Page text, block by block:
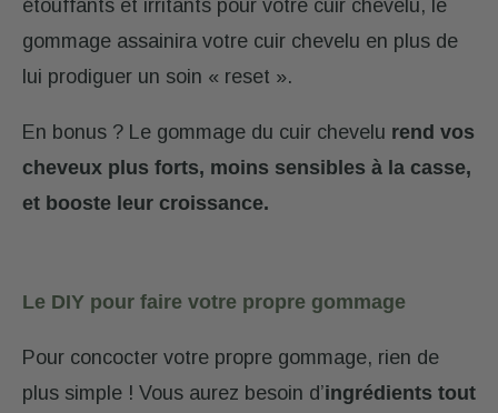
étouffants et irritants pour votre cuir chevelu, le
gommage assainira votre cuir chevelu en plus de
lui prodiguer un soin « reset ».
En bonus ? Le gommage du cuir chevelu rend vos
cheveux plus forts, moins sensibles à la casse,
et booste leur croissance.
Le DIY pour faire votre propre gommage
Pour concocter votre propre gommage, rien de
plus simple ! Vous aurez besoin d’ingrédients tout